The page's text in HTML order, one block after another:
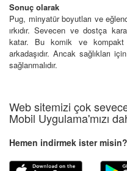
Sonuç olarak
Pug, minyatür boyutları ve
ırkıdır. Sevecen ve dostça
katar. Bu komik ve
arkadaşıdır. Ancak sağlıkları
sağlanmalıdır.
Web sitemizi çok
Mobil Uygulama'mızı
Hemen indirmek ister misin?